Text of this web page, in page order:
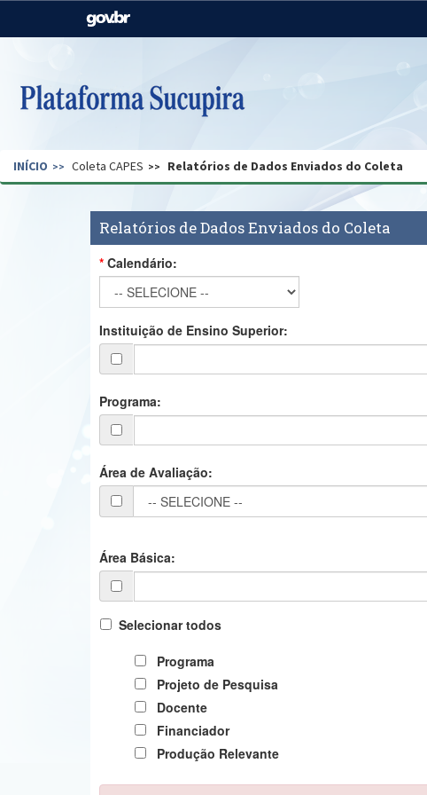
Casa Civil
Pecuária e Abastecimento
Secretaria de Governo Gabinete de Segurança
INÍCIO Coleta CAPES Relatórios de Dados Enviados do Coleta
Relatórios de Dados Enviados do Coleta
Calendário:
Instituição de Ensino Superior:
Programa:
Área de Avaliação:
Área Básica:
Selecionar todos
Programa
Projeto de Pesquisa
Docente
Financiador
Produção Relevante